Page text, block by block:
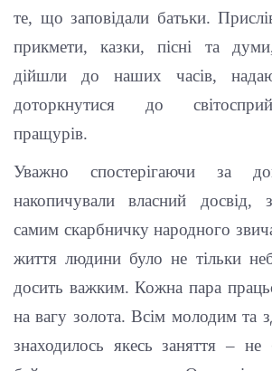
те, що заповідали батьки.
прикмети, казки, пісні та
дійшли до наших часів,
доторкнутися до
пращурів.
Уважно спостерігаючи за
накопичували власний досвід,
самим скарбничку народного
життя людини було не тільки
досить важким. Кожна пара
на вагу золота. Всім молодим та
знаходилось якесь заняття –